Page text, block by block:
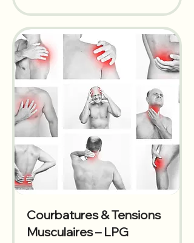
Courbatures & Tensions
Musculaires – LPG